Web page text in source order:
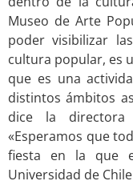
Museo de Arte
poder visibilizar
cultura popular, es
que es una
distintos ámbitos
dice la directora
«Esperamos que
fiesta en la que
Universidad de